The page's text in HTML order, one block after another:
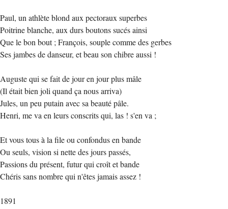
Paul, un athlète blond aux pectoraux superbes
Poitrine blanche, aux durs boutons sucés ainsi
Que le bon bout ; François, souple comme des gerbes
Ses jambes de danseur, et beau son chibre aussi !
Auguste qui se fait de jour en jour plus mâle
(Il était bien joli quand ça nous arriva)
Jules, un peu putain avec sa beauté pâle.
Henri, me va en leurs conscrits qui, las ! s'en va ;
Et vous tous à la file ou confondus en bande
Ou seuls, vision si nette des jours passés,
Passions du présent, futur qui croît et bande
Chéris sans nombre qui n'êtes jamais assez !
1891